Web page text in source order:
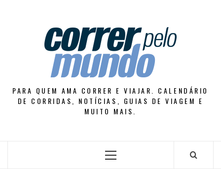
PARA QUEM AMA CORRER E VIAJAR. CALENDÁRIO
DE CORRIDAS, NOTÍCIAS, GUIAS DE VIAGEM E
MUITO MAIS.
Primary